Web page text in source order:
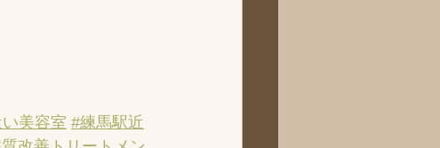
美容室 #練馬駅近